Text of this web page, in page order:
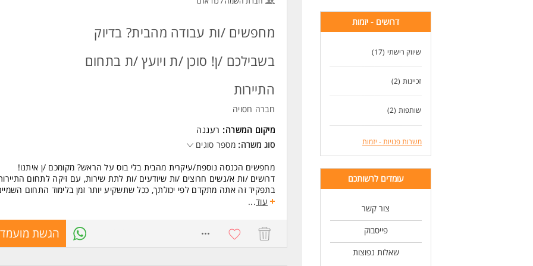
דרושים - יזמות
שיווק רישתי (17)
זכיינות (2)
שותפות (2)
משרות פנויות - יזמות
עומדים לרשותכם
צור קשר
פייסבוק
שאלות נפוצות
*מתאים לאנשים עם רקע בתחום התיירות, לאנשים עם רקע בשיווק ומכירות,
חיילים /ות, אנשי /נשות עסקים, מפוטרי קורונה, אנשים בחל"ת, וכד')
*אין צורך בנסיון קודם - מלמדים הכל צעד צעד כולל אקדמיה לתיירות וליווי אישי
* יש צורך במינימום 8 שעות שבועיות
* יש צורך בידע בסיסי בשימוש בנייד או במחשב
*אין צורך ידע באנגלית
* המשרה מיועדת לנשים ולגברים כאחד.
מחפשים /ות עבודה מהבית? בדיוק
בשבילכם /ן! סוכן /ת ויועץ /ת בתחום
התיירות
חברה חסויה
מיקום המשרה: רעננה
סוג משרה: מספר סוגים
מחפשים הכנסה נוספת/עיקרית מהבית בלי בוס על הראש? מקומכם /ן איתנו!
דרושים /ות א/נשים חרוצים /ות שיודעים /ות לתת שירות, עם זיקה לתחום
בתפקיד זה אתה מתקדם לפי יכולתך, ככל שתשקיע יותר זמן בלימוד התחום
הגבול!
- הכנסה גבוהה ללא תקרה
- ליווי אישי צמוד 24/7
עוד...
הגשת